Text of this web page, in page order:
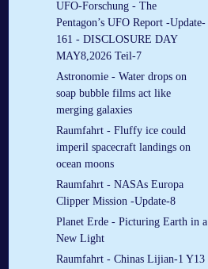
UFO-Forschung - The
Pentagon’s UFO Report -Update-
161 - DISCLOSURE DAY
MAY8,2026 Teil-7
Astronomie - Water drops on
soap bubble films act like
merging galaxies
Raumfahrt - Fluffy ice could
imperil spacecraft landings on
ocean moons
Raumfahrt - NASAs Europa
Clipper Mission -Update-8
Planet Erde - Picturing Earth in a
New Light
Raumfahrt - Chinas Lijian-1 Y13